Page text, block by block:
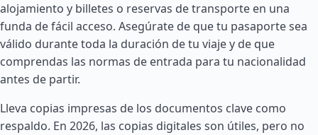
alojamiento y billetes o reservas de transporte en una
funda de fácil acceso. Asegúrate de que tu pasaporte sea
válido durante toda la duración de tu viaje y de que
comprendas las normas de entrada para tu nacionalidad
antes de partir.
Lleva copias impresas de los documentos clave como
respaldo. En 2026, las copias digitales son útiles, pero no